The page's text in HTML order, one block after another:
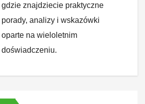
gdzie znajdziecie praktyczne
porady, analizy i wskazówki
oparte na wieloletnim
doświadczeniu.